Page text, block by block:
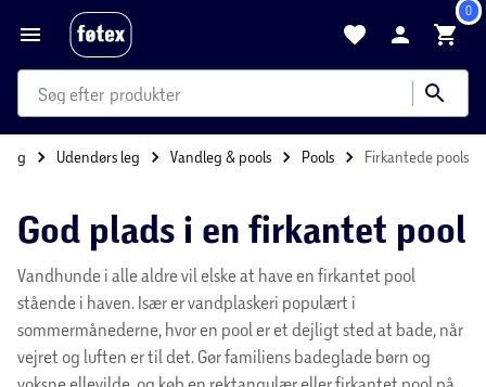
0
produkter
kategorier
Forside Børn & Leg Udendørs leg Vandleg & pools
God plads i en firkantet
pool
Vandhunde i alle aldre vil elske at have en firkantet
pool stående i haven. Især er vandplaskeri populært i
sommermånederne, hvor en pool er et dejligt sted at